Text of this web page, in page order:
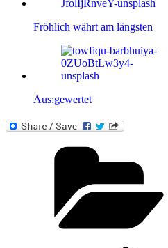
Fröhlich währt am längsten
Aus:gewertet